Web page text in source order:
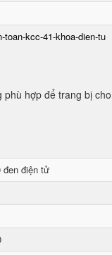
kcc-41-khoa-dien-tu
phù hợp để trang bị
điện tử